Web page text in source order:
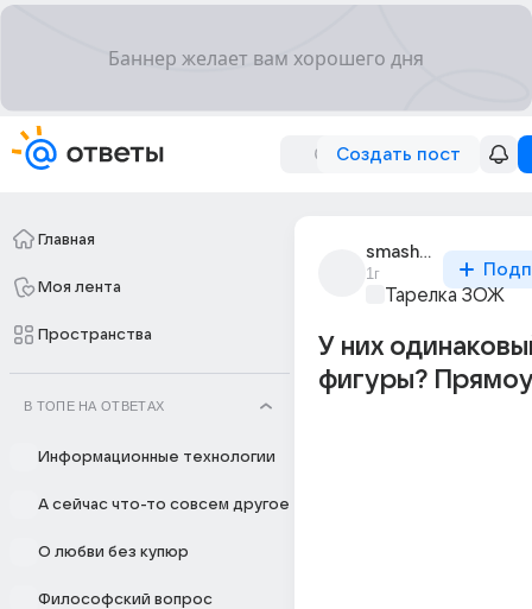
Создать пост
Главная
Моя лента
Пространства
В ТОПЕ НА ОТВЕТАХ
Информационные технологии
А сейчас что-то совсем другое
О любви без купюр
Философский вопрос
smashed_7206
1г
Тарелка ЗОЖ
У них
фигуры?